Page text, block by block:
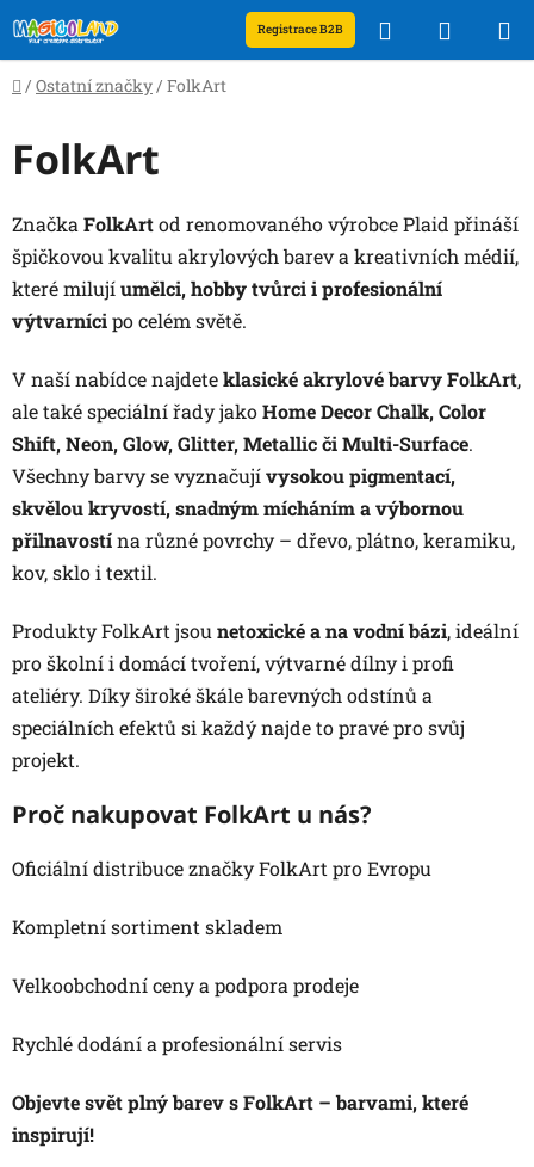
na
obsah
Registrace B2B Hledat
KOŠÍK
Domů
/ Ostatní značky / FolkArt
FolkArt
ZnačkaFolkArtod renomovaného výrobce Plaid přináší
špičkovou kvalitu akrylových barev a kreativních médií,
které milujíumělci, hobby tvůrci i profesionální
výtvarnícipo celém světě.
V naší nabídce najdeteklasické akrylové barvy FolkArt,
ale také speciální řady jakoHome Decor Chalk, Color
Shift, Neon, Glow, Glitter, Metallic či Multi-Surface.
Všechny barvy se vyznačujívysokou pigmentací,
skvělou kryvostí, snadným mícháním a výbornou
přilnavostína různé povrchy – dřevo, plátno, keramiku,
kov, sklo i textil.
Produkty FolkArt jsounetoxické a na vodní bázi, ideální
pro školní i domácí tvoření, výtvarné dílny i profi
ateliéry. Díky široké škále barevných odstínů a
speciálních efektů si každý najde to pravé pro svůj
projekt.
Proč nakupovat FolkArt u nás?
Oficiální distribuce značky FolkArt pro Evropu
Kompletní sortiment skladem
Velkoobchodní ceny a podpora prodeje
Rychlé dodání a profesionální servis
Objevte svět plný barev s FolkArt – barvami, které
inspirují!